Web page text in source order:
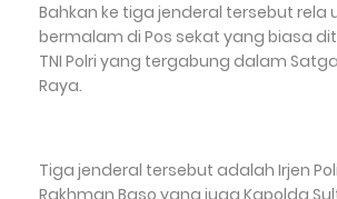
Bahkan ke tiga jenderal tersebut rela
bermalam di Pos sekat yang biasa
TNI Polri yang tergabung dalam
Raya.
Tiga jenderal tersebut adalah Irjen